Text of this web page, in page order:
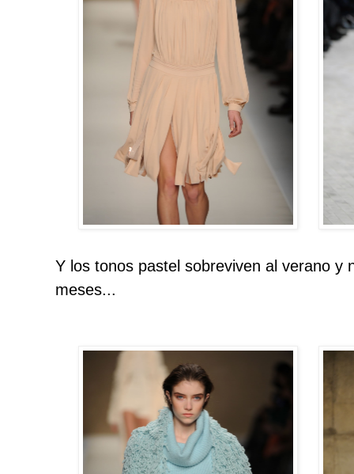
Y los tonos pastel sobreviven al verano y
meses...